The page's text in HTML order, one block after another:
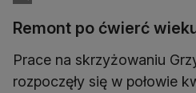
Remont po ćwierć
Prace na skrzyżowaniu
rozpoczęły się w połowie